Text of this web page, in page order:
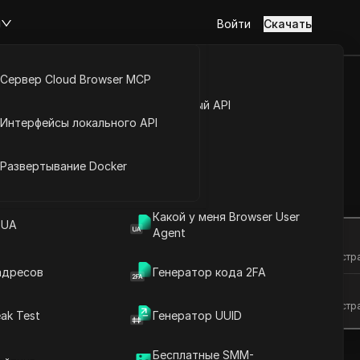
Открытый API
Какой у меня Browser User
Agent
Генератор кода 2FA
Test Генератор UUID
Бесплатные SMM-
Сервер Cloud Browser MCP
Интерфейсы локального API
Развертывание Docker
Войти Скачать
лёгкостью
Задайте вопросы об этой
Задайте вопросы об этой